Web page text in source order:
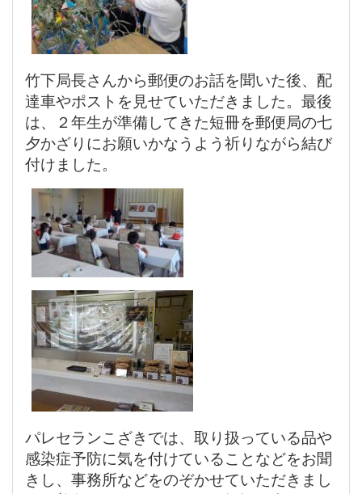
竹下局長さんから郵便のお話を聞いた後、配
達車やポストを見せていただきました。最後
は、２年生が準備してきた短冊を郵便局の七
夕かざりにお願いかなうよう祈りながら結び
付けました。
パレセランこざきでは、取り扱っている品や
感染症予防に気を付けていることなどをお聞
きし、事務所などをのぞかせていただきまし